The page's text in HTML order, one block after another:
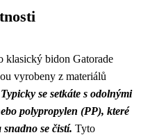
klasický bidon Gatorade
vyrobeny z materiálů
Typicky se setkáte s odolnými
polypropylen (PP), které
se čistí. Tyto